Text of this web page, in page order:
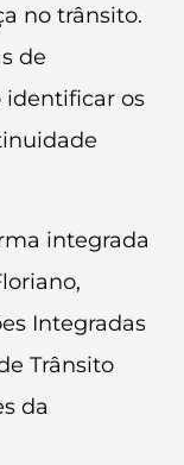
no trânsito.
de
identificar os
integrada
Integradas
Trânsito
da